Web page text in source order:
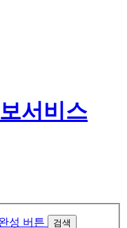
검색